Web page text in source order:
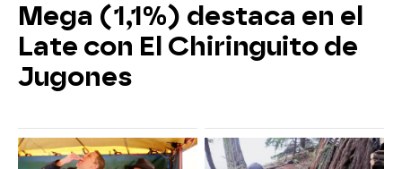
Mega (1,1%) destaca en el
Late con El Chiringuito de
Jugones